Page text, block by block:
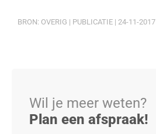
BRON: OVERIG | PUBLICATIE | 24-11-2017
Wil je meer weten?
Plan een afspraak!